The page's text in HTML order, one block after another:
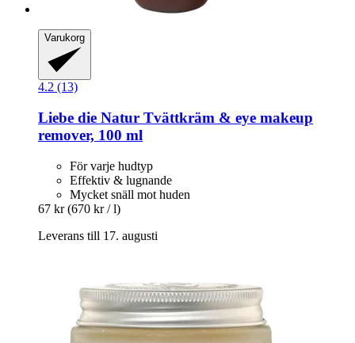
Varukorg
4.2 (13)
Liebe die Natur Tvättkräm & eye makeup
remover, 100 ml
För varje hudtyp
Effektiv & lugnande
Mycket snäll mot huden
67 kr (670 kr / l)
Leverans till 17. augusti